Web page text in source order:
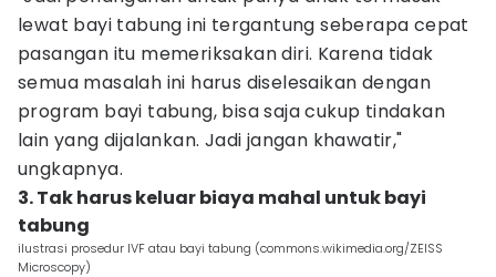
lewat bayi tabung ini tergantung seberapa cepat
pasangan itu memeriksakan diri. Karena tidak
semua masalah ini harus diselesaikan dengan
program bayi tabung, bisa saja cukup tindakan
lain yang dijalankan. Jadi jangan khawatir,"
ungkapnya.
3. Tak harus keluar biaya mahal untuk bayi
tabung
ilustrasi prosedur IVF atau bayi tabung (commons.wikimedia.org/ZEISS
Microscopy)